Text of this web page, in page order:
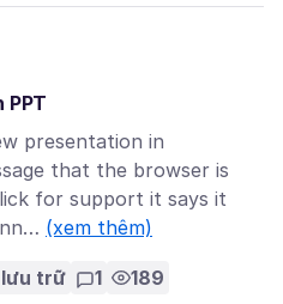
presentation in
that the browser is
for support it says it
(xem thêm)
trữ 1 189